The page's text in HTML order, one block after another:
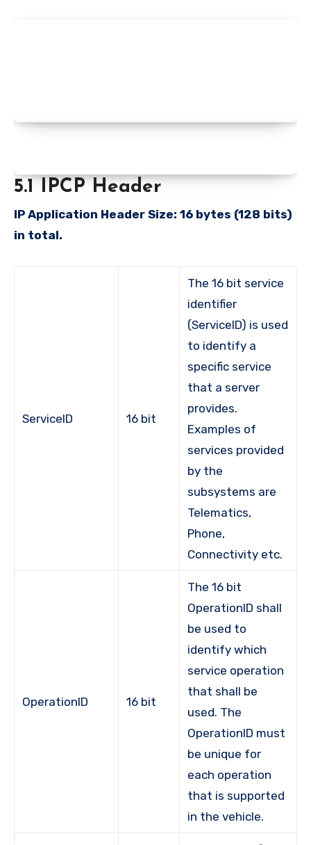
5.1 IPCP Header
IP Application Header Size: 16 bytes (128 bits)
in total.
ServiceID 16 bit
The 16 bit service
identifier
(ServiceID) is used
to identify a
specific service
that a server
provides.
Examples of
services provided
by the
subsystems are
Telematics,
Phone,
Connectivity etc.
OperationID 16 bit
The 16 bit
OperationID shall
be used to
identify which
service operation
that shall be
used. The
OperationID must
be unique for
each operation
that is supported
in the vehicle.